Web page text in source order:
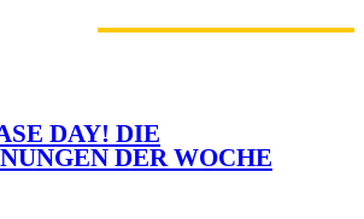
DAY! DIE
DER WOCHE